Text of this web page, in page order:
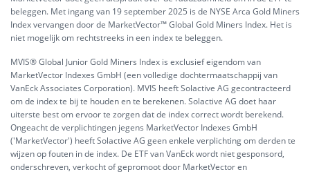
beleggen. Met ingang van 19 september 2025 is de NYSE Arca Gold Miners
Index vervangen door de MarketVector™ Global Gold Miners Index. Het is
niet mogelijk om rechtstreeks in een index te beleggen.
MVIS® Global Junior Gold Miners Index is exclusief eigendom van
MarketVector Indexes GmbH (een volledige dochtermaatschappij van
VanEck Associates Corporation). MVIS heeft Solactive AG gecontracteerd
om de index te bij te houden en te berekenen. Solactive AG doet haar
uiterste best om ervoor te zorgen dat de index correct wordt berekend.
Ongeacht de verplichtingen jegens MarketVector Indexes GmbH
('MarketVector') heeft Solactive AG geen enkele verplichting om derden te
wijzen op fouten in de index. De ETF van VanEck wordt niet gesponsord,
onderschreven, verkocht of gepromoot door MarketVector en